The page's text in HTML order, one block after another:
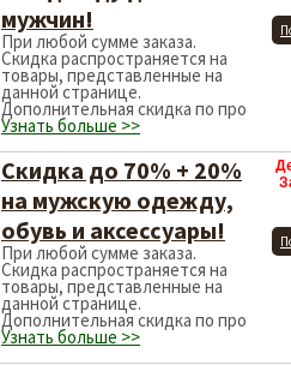
мужчин!
При любой сумме заказа.
Скидка распространяется на
товары, представленные на
данной странице.
Дополнительная скидка по про
Узнать больше >>
Скидка до 70% + 20%
на мужскую одежду,
обувь и аксессуары!
При любой сумме заказа.
Скидка распространяется на
товары, представленные на
данной странице.
Дополнительная скидка по про
Узнать больше >>